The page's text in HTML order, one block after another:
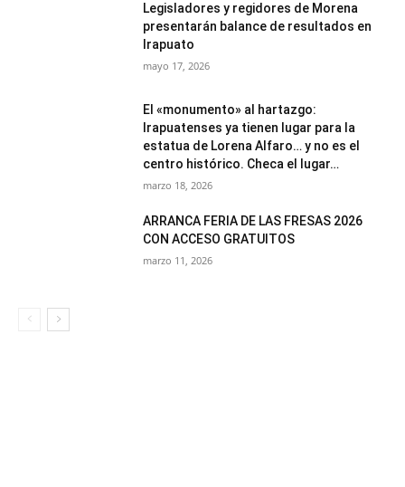
Legisladores y regidores de Morena
presentarán balance de resultados en
Irapuato
mayo 17, 2026
El «monumento» al hartazgo:
Irapuatenses ya tienen lugar para la
estatua de Lorena Alfaro… y no es el
centro histórico. Checa el lugar…
marzo 18, 2026
ARRANCA FERIA DE LAS FRESAS 2026
CON ACCESO GRATUITOS
marzo 11, 2026